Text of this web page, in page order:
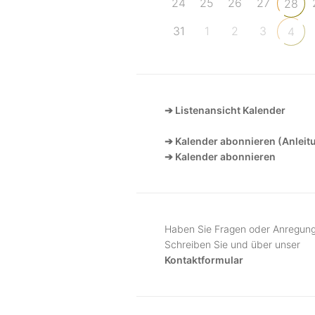
24
25 26 27 28
31
1 2 3 4
➔ Listenansicht Kalender
➔ Kalender abonnieren
➔ Kalender abonnieren
Haben Sie Fragen oder
Schreiben Sie und über unser
Kontaktformular